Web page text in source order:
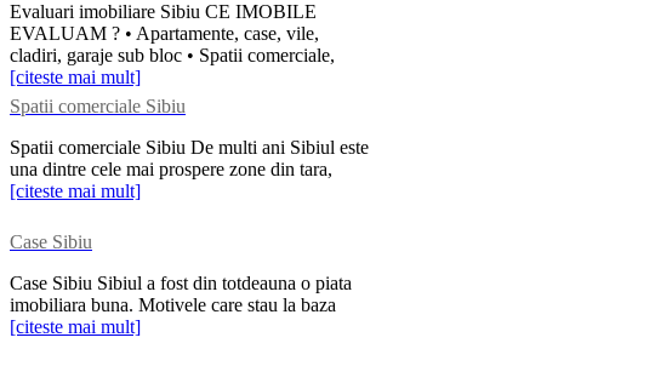
Evaluari imobiliare Sibiu CE IMOBILE
EVALUAM ? • Apartamente, case, vile,
cladiri, garaje sub bloc • Spatii comerciale,
[citeste mai mult]
Spatii comerciale Sibiu
Spatii comerciale Sibiu De multi ani Sibiul este
una dintre cele mai prospere zone din tara,
[citeste mai mult]
Case Sibiu
Case Sibiu Sibiul a fost din totdeauna o piata
imobiliara buna. Motivele care stau la baza
[citeste mai mult]